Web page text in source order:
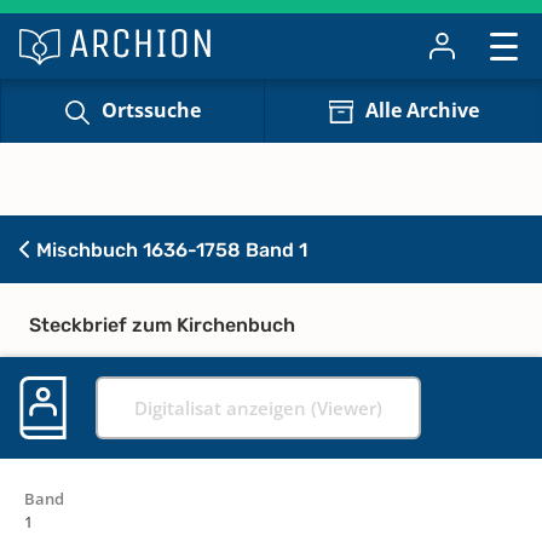
Ortssuche Alle Archive
Mischbuch 1636-1758 Band 1
Steckbrief zum Kirchenbuch
Digitalisat anzeigen (Viewer)
Band
1